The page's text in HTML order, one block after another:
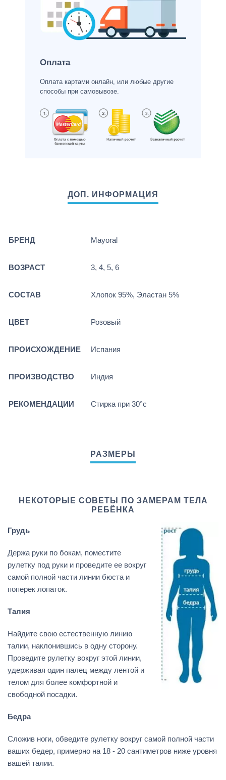
Оплата
Оплата картами онлайн, или любые другие
способы при самовывозе.
БРЕНД Mayoral
ВОЗРАСТ 3, 4, 5, 6
СОСТАВ Хлопок 95%, Эластан 5%
ЦВЕТ Розовый
ПРОИСХОЖДЕНИЕ Испания
ПРОИЗВОДСТВО Индия
РЕКОМЕНДАЦИИ Стирка при 30°c
НЕКОТОРЫЕ СОВЕТЫ ПО ЗАМЕРАМ ТЕЛА
РЕБЁНКА
Грудь
Держа руки по бокам, поместите
рулетку под руки и проведите ее вокруг
самой полной части линии бюста и
поперек лопаток.
Талия
Найдите свою естественную линию
талии, наклонившись в одну сторону.
Проведите рулетку вокруг этой линии,
удерживая один палец между лентой и
телом для более комфортной и
свободной посадки.
Бедра
Сложив ноги, обведите рулетку вокруг самой полной части
ваших бедер, примерно на 18 - 20 сантиметров ниже уровня
вашей талии.